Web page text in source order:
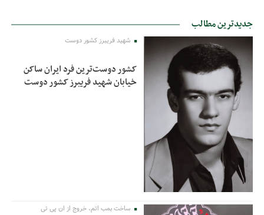
جدیدترین مطالب
شهید فریبرز کشور دوست
کشور دوست‌ترین فرد ایران ساکن
خیابان شهید فریبرز کشور دوست
ساخت بمب اتم، خروج از ان پی تی